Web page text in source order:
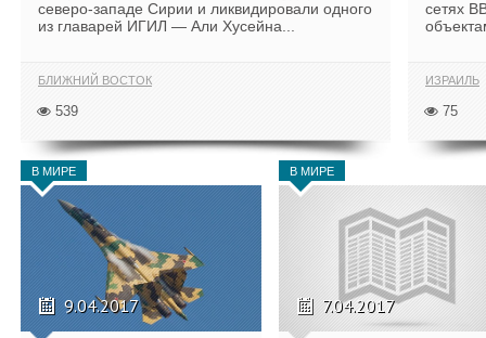
северо-западе Сирии и ликвидировали одного
из главарей ИГИЛ — Али Хусейна...
БЛИЖНИЙ ВОСТОК
539
сетях
ИЗРАИЛЬ
75
В МИРЕ
9.04.2017
В МИРЕ
7.04.2017